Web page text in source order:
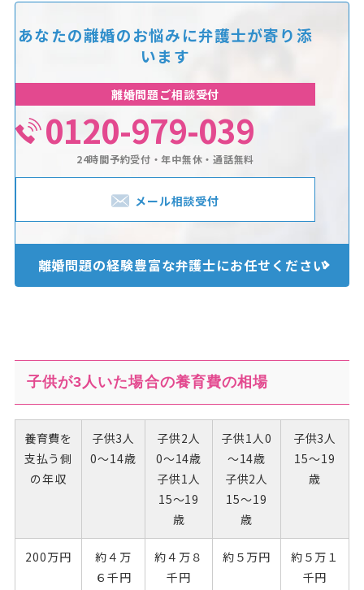
あなたの離婚のお悩みに弁護士が寄り添
います
離婚問題ご相談受付
0120-979-039
24時間予約受付・年中無休・通話無料
メール相談受付
離婚問題の経験豊富な弁護士にお任せください
子供が3人いた場合の養育費の相場
養育費を
支払う側
の年収
子供3人
0～14歳
子供2人
0～14歳
子供1人
15～19
歳
子供1人0
～14歳
子供2人
15～19
歳
子供3人
15～19
歳
200万円
約４万
６千円
約４万８
千円
約５万円
約５万１
千円